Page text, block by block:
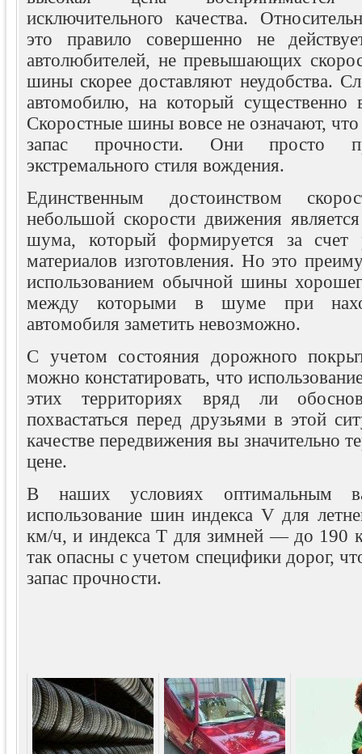
исключительного качества.
это правило совершенно не
автолюбителей, не превышающих
шины скорее доставляют неудобства.
автомобилю, на который существенно
Скоростные шины вовсе не означают,
запас прочности. Они просто
экстремального стиля вождения.
Единственным достоинством
небольшой скорости движения
шума, который формируется за счет
материалов изготовления. Но это
использованием обычной шины
между которыми в шуме при
автомобиля заметить невозможно.
С учетом состояния дорожного
можно констатировать, что
этих территориях вряд ли
похвастаться перед друзьями в этой
качестве передвижения вы значительно
цене.
В наших условиях оптимальным
использование шин индекса V для
км/ч, и индекса T для зимней — до 190
так опасны с учетом специфики дорог,
запас прочности.